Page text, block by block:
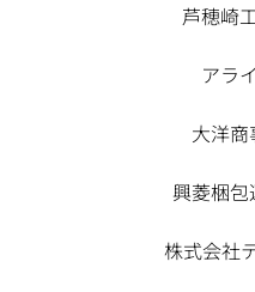
芦穂崎
アラ
大洋
興菱梱
株式会社